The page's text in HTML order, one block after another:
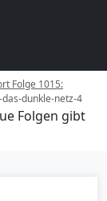
Folge 1015:
dunkle-netz-4
Folgen gibt